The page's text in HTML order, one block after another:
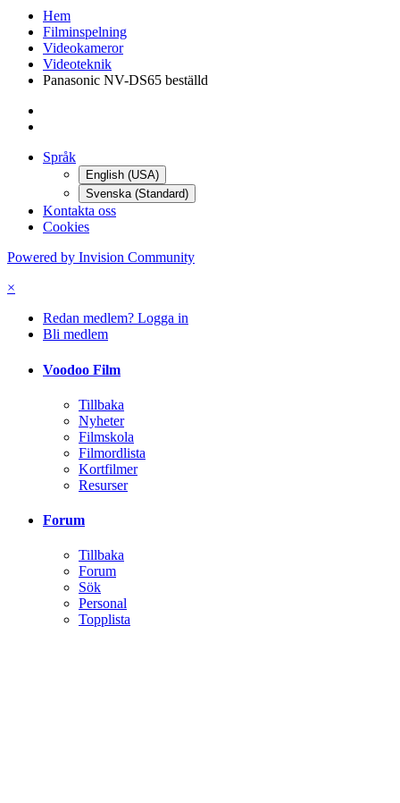
Hem
Filminspelning
Videokameror
Videoteknik
Panasonic NV-DS65 beställd
Språk
English (USA)
Svenska (Standard)
Kontakta oss
Cookies
Powered by Invision Community
×
Redan medlem? Logga in
Bli medlem
Voodoo Film
Tillbaka
Nyheter
Filmskola
Filmordlista
Kortfilmer
Resurser
Forum
Tillbaka
Forum
Sök
Personal
Topplista